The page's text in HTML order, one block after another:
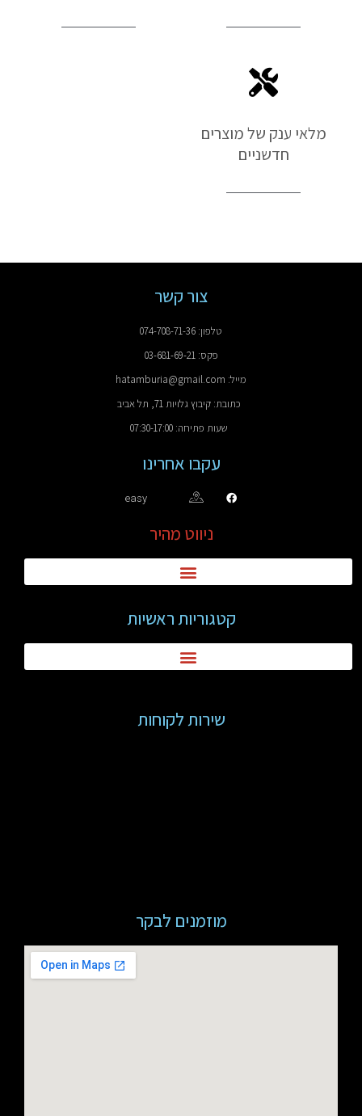
מלאי ענק של מוצרים
חדשניים
צור קשר
טלפון: 074-708-71-36
פקס: 03-681-69-21
מייל: hatamburia@gmail.com
כתובת: קיבוץ גלויות 71, תל אביב
שעות פתיחה: 07:30-17:00
עקבו אחרינו
easy
ניווט מהיר
קטגוריות ראשיות
שירות לקוחות
מוזמנים לבקר